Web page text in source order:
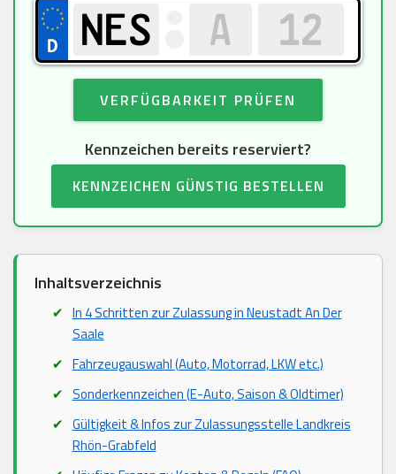
VERFÜGBARKEIT PRÜFEN
Kennzeichen bereits reserviert?
KENNZEICHEN GÜNSTIG BESTELLEN
Inhaltsverzeichnis
In 4 Schritten zur Zulassung in Neustadt An Der
Saale
Fahrzeugauswahl (Auto, Motorrad, LKW etc.)
Sonderkennzeichen (E-Auto, Saison & Oldtimer)
Gültigkeit & Infos zur Zulassungsstelle Landkreis
Rhön-Grabfeld